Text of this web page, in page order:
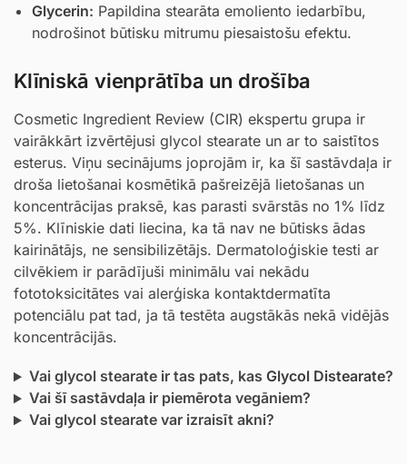
Glycerin: Papildina stearāta emoliento iedarbību,
nodrošinot būtisku mitrumu piesaistošu efektu.
Klīniskā vienprātība un drošība
Cosmetic Ingredient Review (CIR) ekspertu grupa ir
vairākkārt izvērtējusi glycol stearate un ar to saistītos
esterus. Viņu secinājums joprojām ir, ka šī sastāvdaļa ir
droša lietošanai kosmētikā pašreizējā lietošanas un
koncentrācijas praksē, kas parasti svārstās no 1% līdz
5%. Klīniskie dati liecina, ka tā nav ne būtisks ādas
kairinātājs, ne sensibilizētājs. Dermatoloģiskie testi ar
cilvēkiem ir parādījuši minimālu vai nekādu
fototoksicitātes vai alerģiska kontaktdermatīta
potenciālu pat tad, ja tā testēta augstākās nekā vidējās
koncentrācijās.
Vai glycol stearate ir tas pats, kas Glycol Distearate?
Vai šī sastāvdaļa ir piemērota vegāniem?
Vai glycol stearate var izraisīt akni?